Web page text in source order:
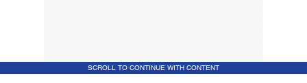
SCROLL TO CONTINUE WITH CONTENT